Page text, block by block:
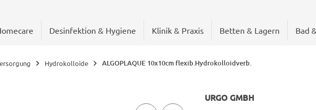
Desinfektion & Hygiene Klinik & Praxis Betten & Lagern Bad
Hydrokolloide ALGOPLAQUE 10x10cm flexib.Hydrokolloidverb.
URGO GMBH